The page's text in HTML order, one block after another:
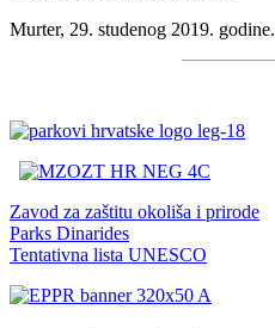
Murter, 29. studenog 2019. godine.
Zavod za zaštitu okoliša i prirode
Parks Dinarides
Tentativna lista UNESCO